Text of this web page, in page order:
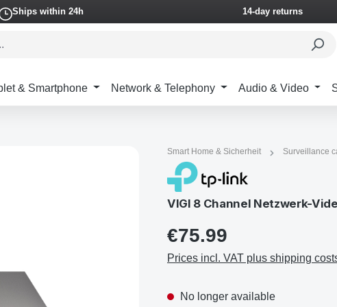
Ships within 24h 14-day returns
& Smartphone Network & Telephony Audio & Video
Smart Home & Sicherheit Surveillance
VIGI 8 Channel Netzwerk-
€75.99
Prices incl. VAT plus shipping
No longer available